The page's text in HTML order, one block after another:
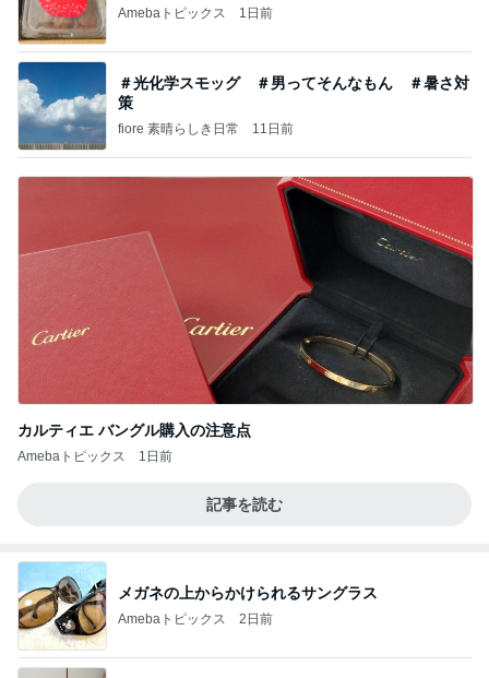
Amebaトピックス 1日前
＃光化学スモッグ ＃男ってそんなもん ＃暑さ対
策
fiore 素晴らしき日常 11日前
カルティエ バングル購入の注意点
Amebaトピックス 1日前
記事を読む
メガネの上からかけられるサングラス
Amebaトピックス 2日前